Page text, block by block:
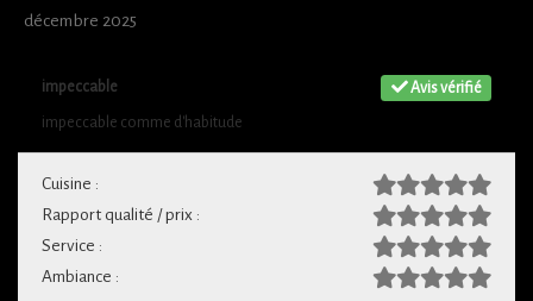
décembre 2025
Avis vérifié
impeccable
impeccable comme d'habitude
Cuisine :
Rapport qualité / prix :
Service :
Ambiance :